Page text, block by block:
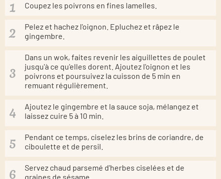
Coupez les poivrons en fines lamelles.
Pelez et hachez l'oignon. Epluchez et râpez le
gingembre.
Dans un wok, faites revenir les aiguillettes de poulet
jusqu'à ce qu'elles dorent. Ajoutez l'oignon et les
poivrons et poursuivez la cuisson de 5 min en
remuant régulièrement.
Ajoutez le gingembre et la sauce soja, mélangez et
laissez cuire 5 à 10 min.
Pendant ce temps, ciselez les brins de coriandre, de
ciboulette et de persil.
Servez chaud parsemé d'herbes ciselées et de
graines de sésame.